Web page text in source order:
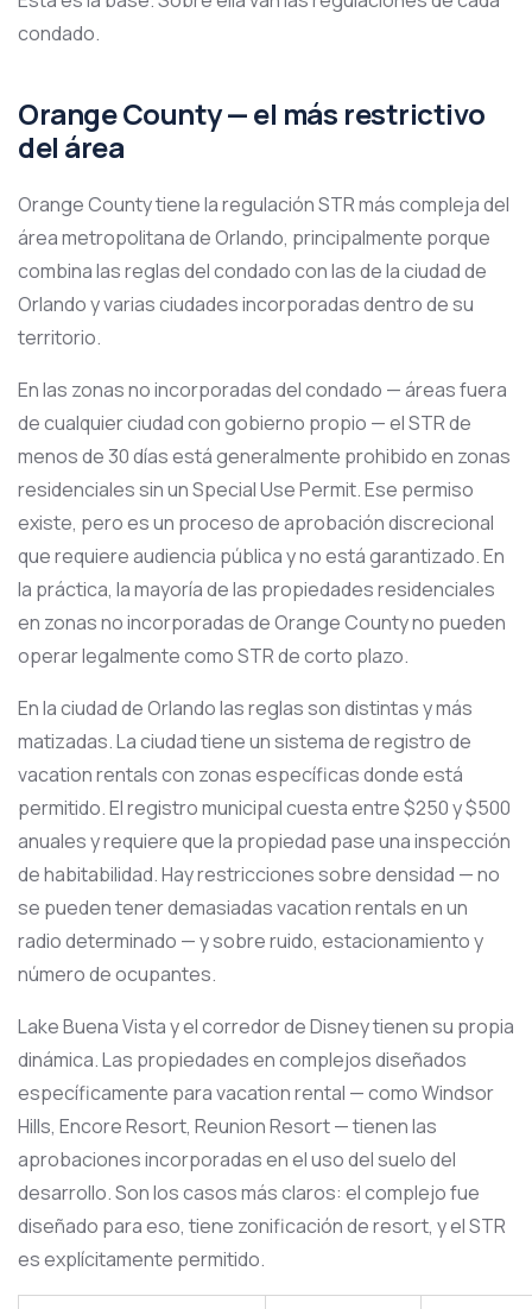
condado.
Orange County — el más restrictivo
del área
Orange County tiene la regulación STR más compleja del
área metropolitana de Orlando, principalmente porque
combina las reglas del condado con las de la ciudad de
Orlando y varias ciudades incorporadas dentro de su
territorio.
En las zonas no incorporadas del condado — áreas fuera
de cualquier ciudad con gobierno propio — el STR de
menos de 30 días está generalmente prohibido en zonas
residenciales sin un Special Use Permit. Ese permiso
existe, pero es un proceso de aprobación discrecional
que requiere audiencia pública y no está garantizado. En
la práctica, la mayoría de las propiedades residenciales
en zonas no incorporadas de Orange County no pueden
operar legalmente como STR de corto plazo.
En la ciudad de Orlando las reglas son distintas y más
matizadas. La ciudad tiene un sistema de registro de
vacation rentals con zonas específicas donde está
permitido. El registro municipal cuesta entre $250 y $500
anuales y requiere que la propiedad pase una inspección
de habitabilidad. Hay restricciones sobre densidad — no
se pueden tener demasiadas vacation rentals en un
radio determinado — y sobre ruido, estacionamiento y
número de ocupantes.
Lake Buena Vista y el corredor de Disney tienen su propia
dinámica. Las propiedades en complejos diseñados
específicamente para vacation rental — como Windsor
Hills, Encore Resort, Reunion Resort — tienen las
aprobaciones incorporadas en el uso del suelo del
desarrollo. Son los casos más claros: el complejo fue
diseñado para eso, tiene zonificación de resort, y el STR
es explícitamente permitido.